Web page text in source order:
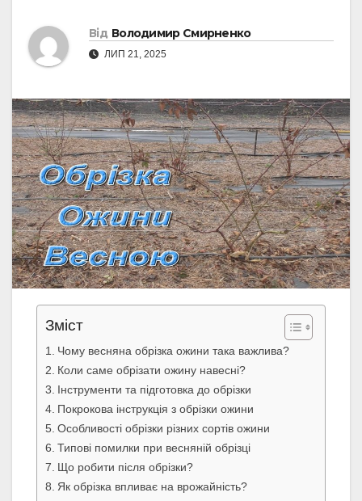
Від Володимир Смирненко
ЛИП 21, 2025
Зміст
Чому весняна обрізка ожини така важлива?
Коли саме обрізати ожину навесні?
Інструменти та підготовка до обрізки
Покрокова інструкція з обрізки ожини
Особливості обрізки різних сортів ожини
Типові помилки при весняній обрізці
Що робити після обрізки?
Як обрізка впливає на врожайність?